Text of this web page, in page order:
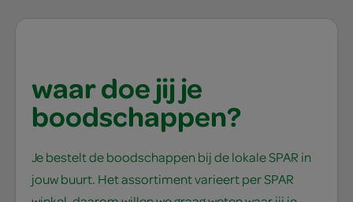
waar doe jij je
boodschappen?
Je bestelt de boodschappen bij de lokale SPAR in
jouw buurt. Het assortiment varieert per SPAR